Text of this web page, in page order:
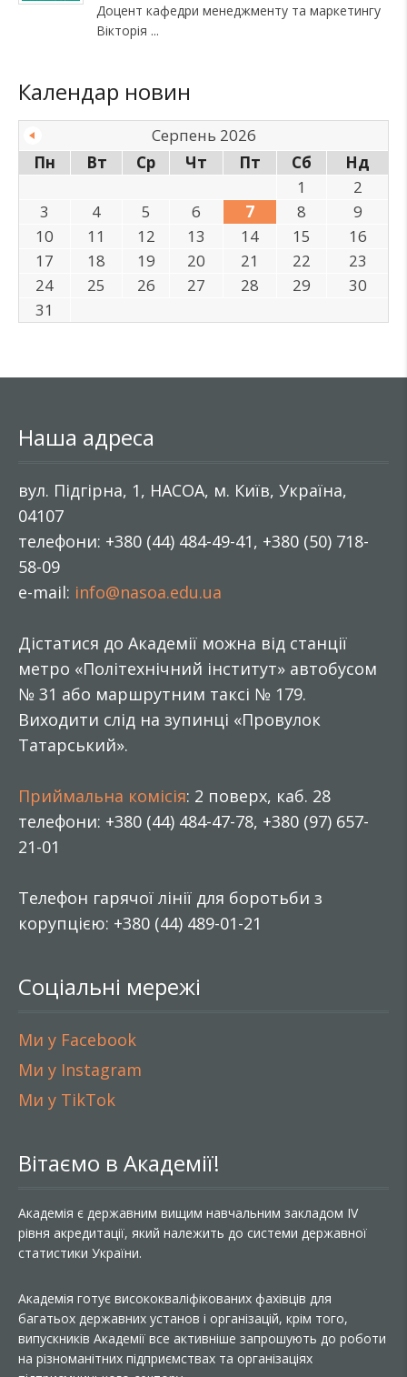
Доцент кафедри менеджменту та маркетингу
Вікторія
Календар новин
Серпень 2026
Пн
Вт Ср Чт Пт Сб
Нд
1
2
3
4 5 6 7 8
9
10
11 12 13 14 15
16
17
18 19 20 21 22
23
24
25 26 27 28 29
30
31
Наша адреса
вул. Підгірна, 1, НАСОА, м. Київ, Україна,
04107
телефони: +380 (44) 484-49-41, +380 (50) 718-
58-09
e-mail: info@nasoa.edu.ua
Дістатися до Академії можна від станції
метро «Політехнічний інститут» автобусом
№ 31 або маршрутним таксі № 179.
Виходити слід на зупинці «Провулок
Татарський».
Приймальна комісія: 2 поверх, каб. 28
телефони: +380 (44) 484-47-78, +380 (97) 657-
21-01
Телефон гарячої лінії для боротьби з
корупцією: +380 (44) 489-01-21
Соціальні мережі
Ми у Facebook
Ми у Instagram
Ми у TikTok
Вітаємо в Академії!
Академія є державним вищим навчальним закладом IV
рівня акредитації, який належить до системи державної
статистики України.
Академія готує висококваліфікованих фахівців для
багатьох державних установ і організацій, крім того,
випускників Академії все активніше запрошують до роботи
на різноманітних підприємствах та організаціях